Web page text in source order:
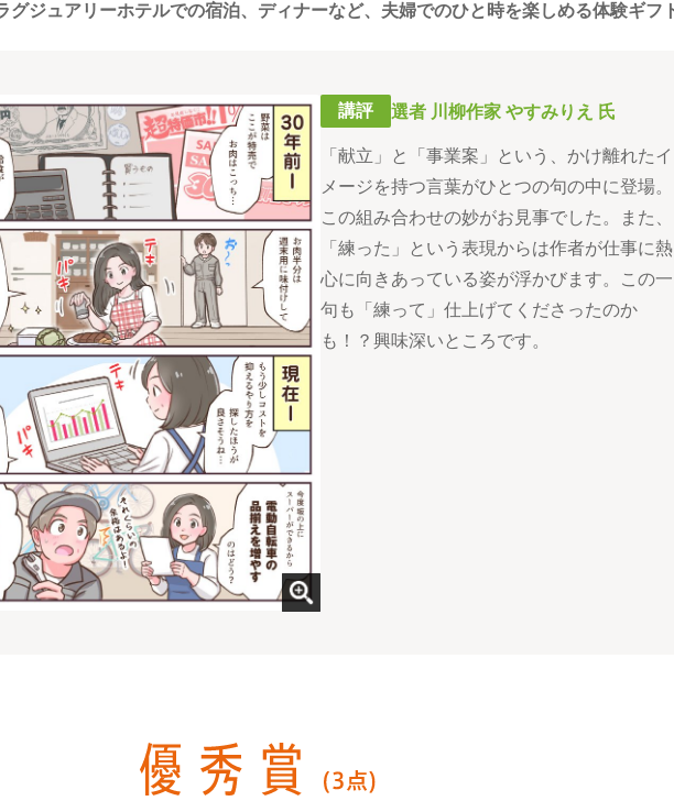
グジュアリーホテルでの宿泊、ディナーなど、夫婦でのひと時を楽しめる体験ギフ
講評 選者 川柳作家 やすみりえ 氏
「献立」と「事業案」という、かけ離れたイ
メージを持つ言葉がひとつの句の中に登場。
この組み合わせの妙がお見事でした。また、
「練った」という表現からは作者が仕事に熱
心に向きあっている姿が浮かびます。この一
句も「練って」仕上げてくださったのか
も！？興味深いところです。